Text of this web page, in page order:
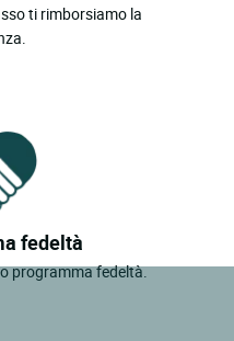
ti rimborsiamo la
fedeltà
programma fedeltà.